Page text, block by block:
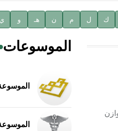
ك ل م ن هـ و ي
الموسوعات